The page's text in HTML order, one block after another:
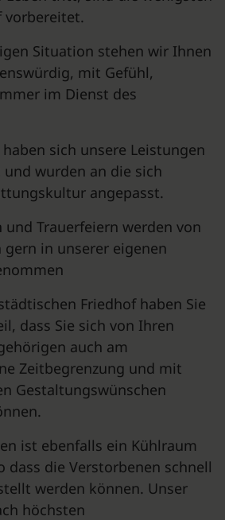
vorbereitet.
Situation stehen wir Ihnen
mit Gefühl,
im Dienst des
sich unsere Leistungen
wurden an die sich
angepasst.
Trauerfeiern werden von
in unserer eigenen
Friedhof haben Sie
dass Sie sich von Ihren
auch am
Zeitbegrenzung und mit
Gestaltungswünschen
ist ebenfalls ein Kühlraum
dass die Verstorbenen schnell
werden können. Unser
höchsten